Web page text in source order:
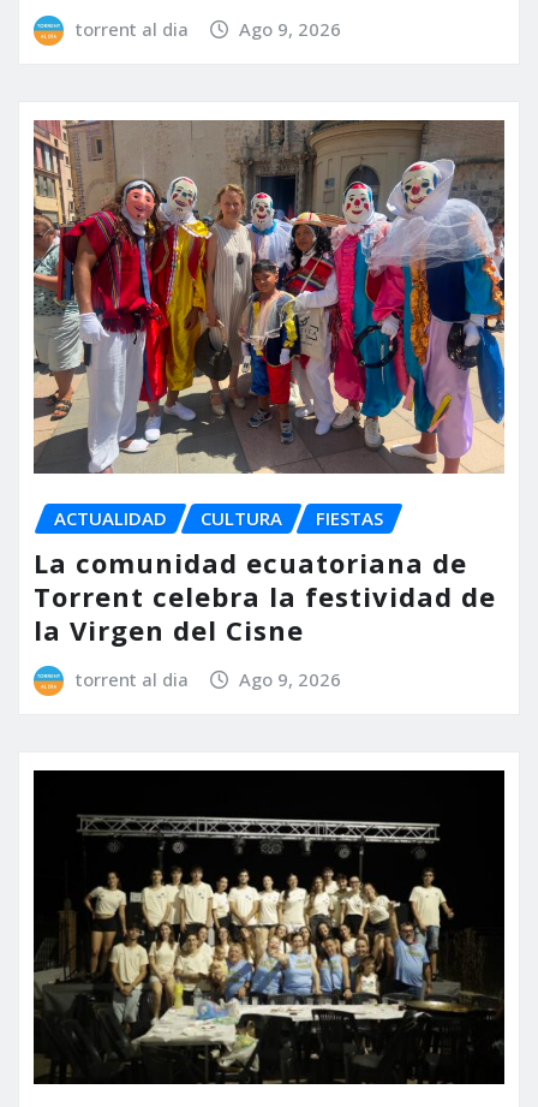
torrent al dia Ago 9, 2026
ACTUALIDAD CULTURA FIESTAS
La comunidad ecuatoriana de
Torrent celebra la festividad de
la Virgen del Cisne
torrent al dia Ago 9, 2026